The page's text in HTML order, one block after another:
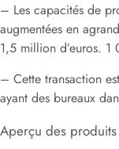
– Les capacités de
augmentées en
1,5 million d’euros.
– Cette transaction
ayant des bureaux
Aperçu des